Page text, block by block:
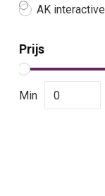
AK interactive
Prijs
Min